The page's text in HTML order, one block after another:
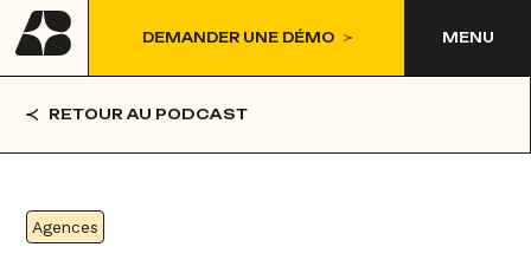
DEMANDER UNE DÉMO MENU
RETOUR AU PODCAST
Agences